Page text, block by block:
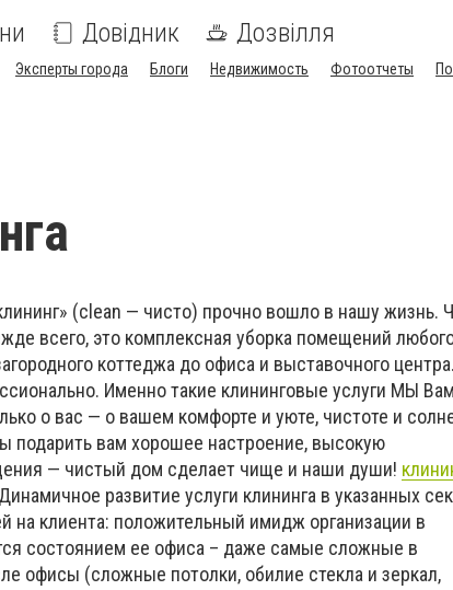
Довідник Дозвілля
Эксперты города Блоги Недвижимость Фотоотчеты
(clean — чисто) прочно вошло в нашу жизнь.
всего, это комплексная уборка помещений
коттеджа до офиса и выставочного
Именно такие клининговые услуги МЫ
о вас — о вашем комфорте и уюте, чистоте и
подарить вам хорошее настроение, высокую
— чистый дом сделает чище и наши души!
развитие услуги клининга в указанных
на клиента: положительный имидж организации в
состоянием ее офиса – даже самые сложные в
офисы (сложные потолки, обилие стекла и зеркал,